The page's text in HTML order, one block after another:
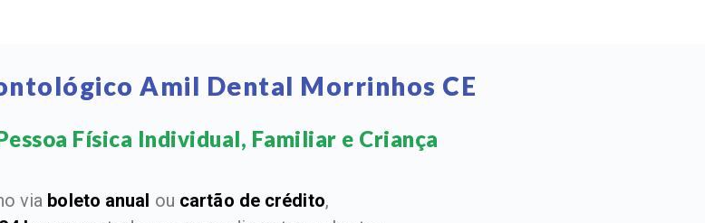
Amil Dental Morrinhos CE
Física Individual, Familiar e Criança​
via boleto anual ou cartão de crédito,